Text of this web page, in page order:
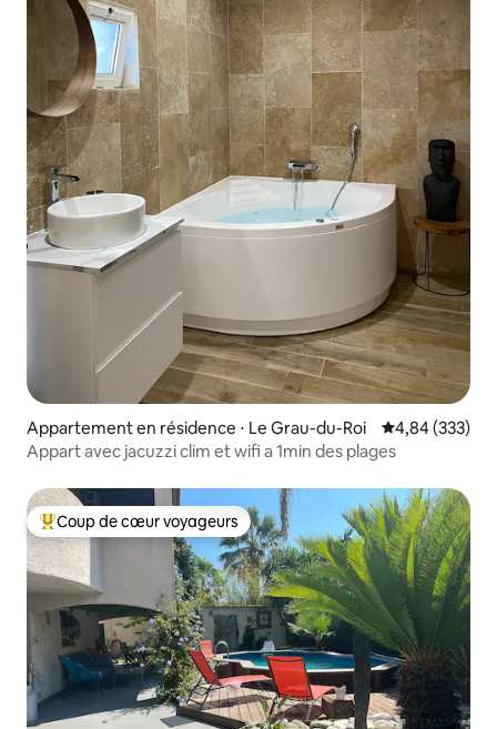
Appartement en résidence ⋅ Le Grau-du-Roi Évaluation
4,84 (333)
Appart avec jacuzzi clim et wifi a 1min des plages
Coups de cœur voyageurs les plus appréciés
Coup de cœur voyageurs